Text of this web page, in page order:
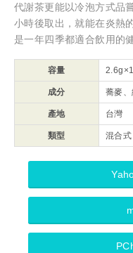
代謝茶更能以冷泡方式品
小時後取出，就能在炎熱
是一年四季都適合飲用的
容量
成分 蕎麥
產地 台灣
類型 混合式